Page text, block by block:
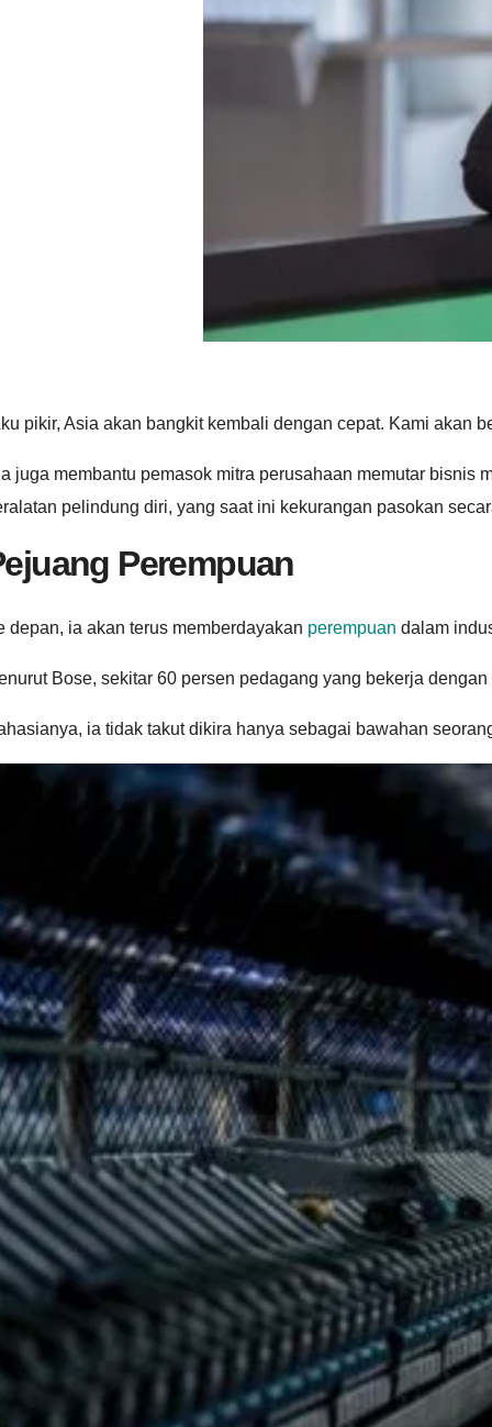
pikir, Asia akan bangkit kembali dengan cepat. Kami akan
juga membantu pemasok mitra perusahaan memutar
pelindung diri, yang saat ini kekurangan pasokan
Perempuan
depan, ia akan terus memberdayakan perempuan dalam
Bose, sekitar 60 persen pedagang yang bekerja
ia tidak takut dikira hanya sebagai bawahan